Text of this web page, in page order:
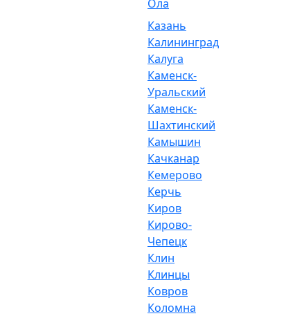
Ола
Казань
Калининград
Калуга
Каменск-
Уральский
Каменск-
Шахтинский
Камышин
Качканар
Кемерово
Керчь
Киров
Кирово-
Чепецк
Клин
Клинцы
Ковров
Коломна